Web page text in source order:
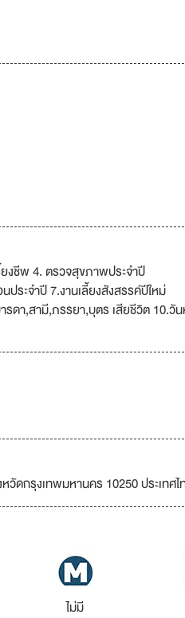
งชีพ 4. ตรวจสุขภาพประจำปี
ประจำปี 7.งานเลี้ยงสังสรรค์ปีใหม่
ดา,สามี,ภรรยา,บุตร เสียชีวิต 10.
ดกรุงเทพมหานคร 10250 ประเทศไ
ไม่มี